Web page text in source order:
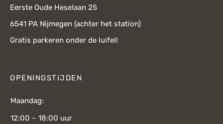
Eerste Oude Heselaan 25
6541 PA Nijmegen (achter het station)
Gratis parkeren onder de luifel!
OPENINGSTIJDEN
Maandag:
12:00 – 18:00 uur